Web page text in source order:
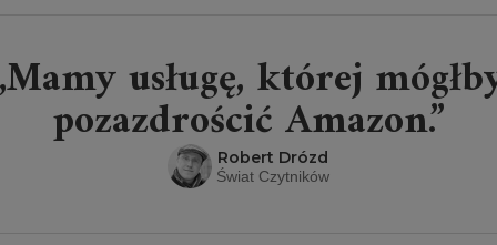
usługę, której
pozazdrościć Amazon.”
Robert Drózd
Świat Czytników